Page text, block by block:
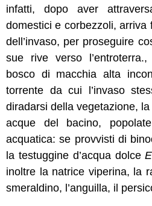
infatti, dopo aver
domestici e corbezzoli, arriva
dell’invaso, per proseguire
sue rive verso
bosco di macchia alta
torrente da cui l’invaso
diradarsi della vegetazione,
acque del bacino,
acquatica: se provvisti di
la testuggine d’acqua dolce
inoltre la natrice viperina, la
smeraldino, l’anguilla, il